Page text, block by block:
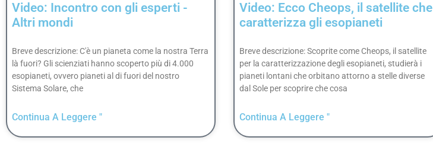
Video: Incontro con gli esperti -
Altri mondi
Breve descrizione: C'è un pianeta come la nostra Terra
là fuori? Gli scienziati hanno scoperto più di 4.000
esopianeti, ovvero pianeti al di fuori del nostro
Sistema Solare, che
Continua A Leggere "
Video: Ecco Cheops, il satellite che
caratterizza gli esopianeti
Breve descrizione: Scoprite come Cheops, il satellite
per la caratterizzazione degli esopianeti, studierà i
pianeti lontani che orbitano attorno a stelle diverse
dal Sole per scoprire che cosa
Continua A Leggere "